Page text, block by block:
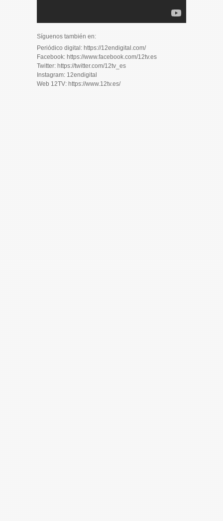
Síguenos también en:
Periódico digital: https://12endigital.com/
Facebook: https://www.facebook.com/12tv.es
Twitter: https://twitter.com/12tv_es
Instagram: 12endigital
Web 12TV: https://www.12tv.es/